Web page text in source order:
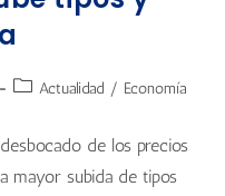
Actualidad / Economía
de los precios
mayor subida de tipos